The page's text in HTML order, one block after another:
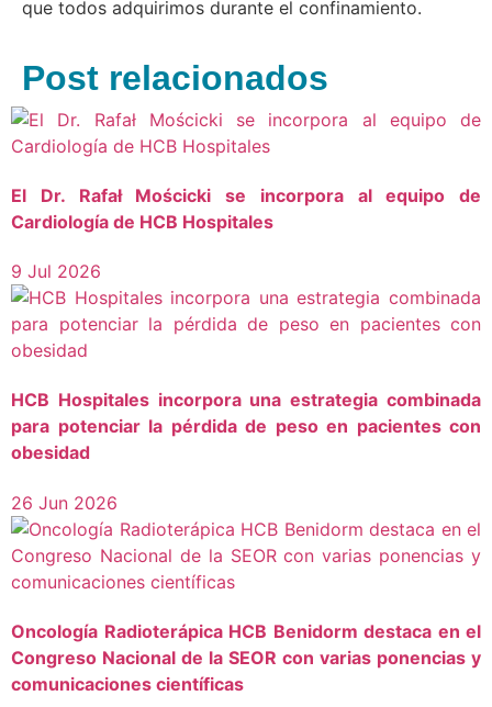
que todos adquirimos durante el confinamiento.
Post relacionados
El Dr. Rafał Mościcki se incorpora al equipo de
Cardiología de HCB Hospitales
9 Jul 2026
HCB Hospitales incorpora una estrategia combinada
para potenciar la pérdida de peso en pacientes con
obesidad
26 Jun 2026
Oncología Radioterápica HCB Benidorm destaca en el
Congreso Nacional de la SEOR con varias ponencias y
comunicaciones científicas